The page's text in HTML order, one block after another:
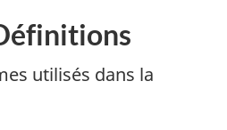
utilisés dans la